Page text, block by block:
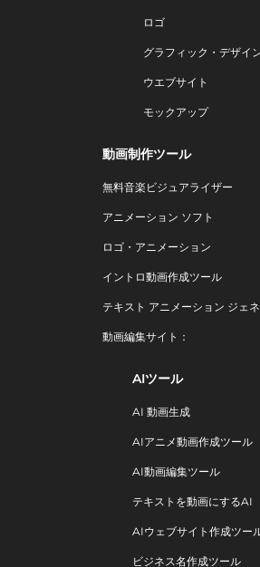
ロゴ
グラフィック・デザイ
ウエブサイト
モックアップ
動画制作ツール
無料音楽ビジュアライザー
アニメーション ソフト
ロゴ・アニメーション
イントロ動画作成ツール
テキスト アニメーション ジェ
動画編集サイト：
AIツール
AI 動画生成
AIアニメ動画作成ツール
AI動画編集ツール
テキストを動画にするAI
AIウェブサイト作成ツール
ビジネス名作成ツール